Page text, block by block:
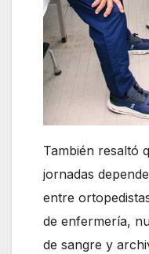
También resaltó
jornadas
entre
de enfermería,
de sangre y